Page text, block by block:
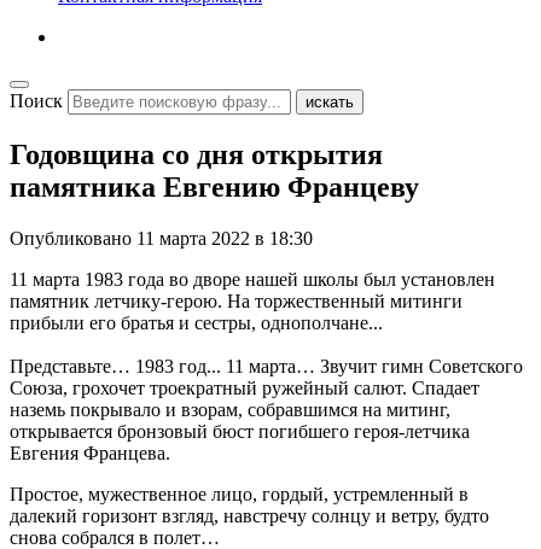
Поиск искать
Годовщина со дня открытия
памятника Евгению Францеву
Опубликовано 11 марта 2022 в 18:30
11 марта 1983 года во дворе нашей школы был установлен
памятник летчику-герою. На торжественный митинги
прибыли его братья и сестры, однополчане...
Представьте… 1983 год... 11 марта… Звучит гимн Советского
Союза, грохочет троекратный ружейный салют. Спадает
наземь покрывало и взорам, собравшимся на митинг,
открывается бронзовый бюст погибшего героя-летчика
Евгения Францева.
Простое, мужественное лицо, гордый, устремленный в
далекий горизонт взгляд, навстречу солнцу и ветру, будто
снова собрался в полет…